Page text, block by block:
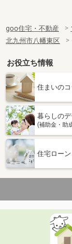
goo住宅・不動産
北九州市八幡東区
お役立ち情報
住まいの
暮らしのデ
(補助金・助
住宅ローン